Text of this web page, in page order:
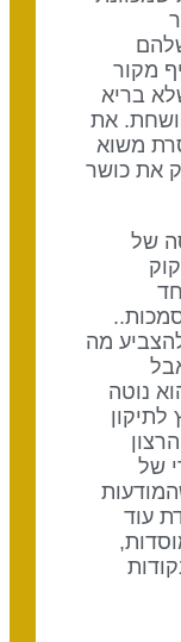
מקור
בריא
את
משוא
את כושר
של
מעוצב להצביע מה
נוטה
הרצון
של
עוד